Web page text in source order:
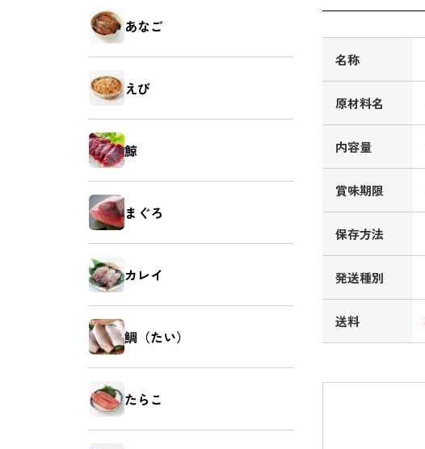
あなご
えび
鯨
まぐろ
カレイ
鯛（たい）
たらこ
名称
原材料名
内容量
賞味期限
保存方法
発送種別
送料